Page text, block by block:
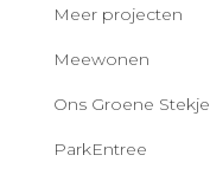
Meer projecten
Meewonen
Ons Groene Stekje
ParkEntree